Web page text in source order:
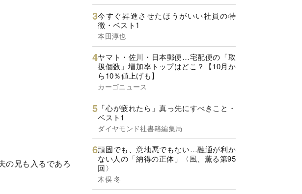
の兄も入るであろ
今すぐ昇進させたほうがいい社員の特
徴・ベスト1
本田淳也
ヤマト・佐川・日本郵便…宅配便の「取
扱個数」増加率トップはどこ？【10月か
ら10％値上げも】
カーゴニュース
「心が疲れたら」真っ先にすべきこと・
ベスト1
ダイヤモンド社書籍編集局
頑固でも、意地悪でもない…融通が利か
ない人の「納得の正体」〈風、薫る第95
回〉
木俣 冬